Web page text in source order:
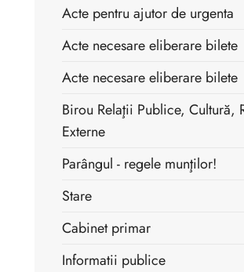
Acte pentru ajutor de urgenta
Acte necesare eliberare bilete
Acte necesare eliberare bilete
Birou Relaţii Publice, Cultură,
Externe
Parângul - regele munţilor!
Stare
Cabinet primar
Informatii publice